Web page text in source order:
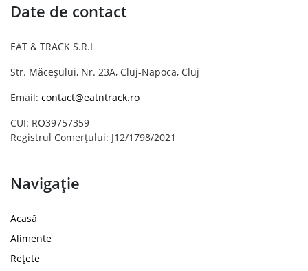
Date de contact
EAT & TRACK S.R.L
Str. Măceșului, Nr. 23A, Cluj-Napoca, Cluj
Email: contact@eatntrack.ro
CUI: RO39757359
Registrul Comerțului: J12/1798/2021
Navigație
Acasă
Alimente
Rețete